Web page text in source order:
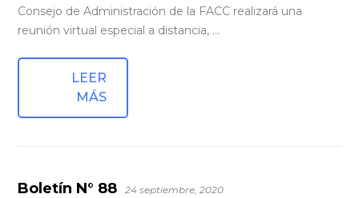
Consejo de Administración de la FACC realizará una
reunión virtual especial a distancia, …
LEER
MÁS
Boletín N° 88 24 septiembre, 2020